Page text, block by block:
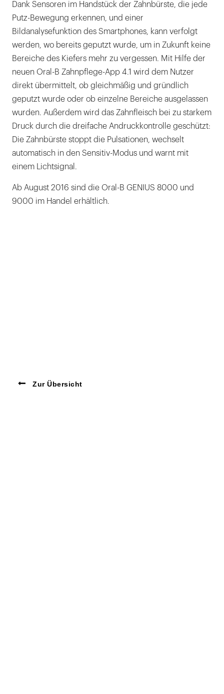
Dank Sensoren im Handstück der Zahnbürste, die jede
Putz-Bewegung erkennen, und einer
Bildanalysefunktion des Smartphones, kann verfolgt
werden, wo bereits geputzt wurde, um in Zukunft keine
Bereiche des Kiefers mehr zu vergessen. Mit Hilfe der
neuen Oral-B Zahnpflege-App 4.1 wird dem Nutzer
direkt übermittelt, ob gleichmäßig und gründlich
geputzt wurde oder ob einzelne Bereiche ausgelassen
wurden. Außerdem wird das Zahnfleisch bei zu starkem
Druck durch die dreifache Andruckkontrolle geschützt:
Die Zahnbürste stoppt die Pulsationen, wechselt
automatisch in den Sensitiv-Modus und warnt mit
einem Lichtsignal.
Ab August 2016 sind die Oral-B GENIUS 8000 und
9000 im Handel erhältlich.
Zur Übersicht